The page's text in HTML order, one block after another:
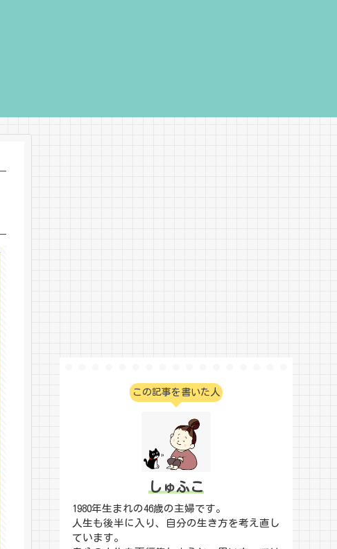
この記事を書いた人
しゅふこ
1980年生まれの46歳の主婦です。
人生も後半に入り、自分の生き方を考え直し
ています。